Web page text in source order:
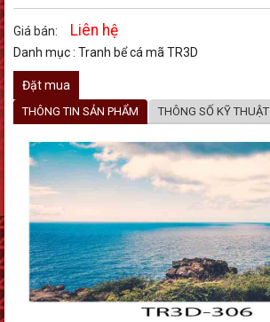
Giá bán: Liên hệ
Danh mục : Tranh bể cá mã TR3D
Đặt mua
THÔNG TIN SẢN PHẨM THÔNG SỐ KỸ THUẬT